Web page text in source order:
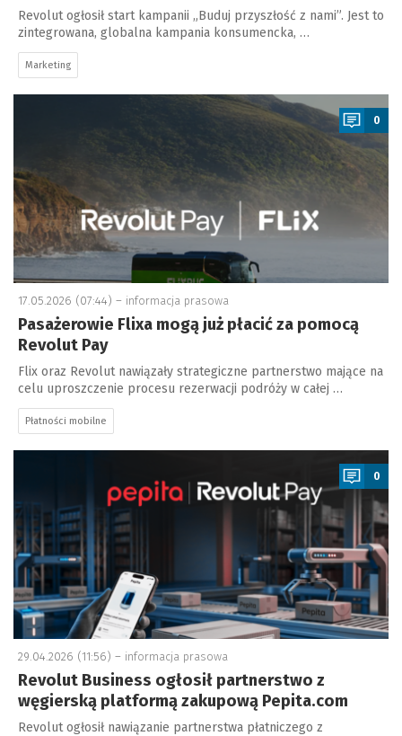
Revolut ogłosił start kampanii „Buduj przyszłość z nami”. Jest to
zintegrowana, globalna kampania konsumencka, …
Marketing
a
0
17.05.2026 (07:44) – informacja prasowa
Pasażerowie Flixa mogą już płacić za pomocą
Revolut Pay
Flix oraz Revolut nawiązały strategiczne partnerstwo mające na
celu uproszczenie procesu rezerwacji podróży w całej …
Płatności mobilne
a
0
29.04.2026 (11:56) – informacja prasowa
Revolut Business ogłosił partnerstwo z
węgierską platformą zakupową Pepita.com
Revolut ogłosił nawiązanie partnerstwa płatniczego z